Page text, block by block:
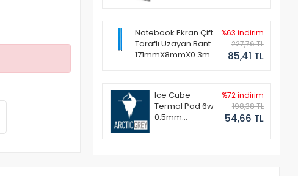
Notebook Ekran Çift
Taraflı Uzayan Bant
171mmX8mmX0.3mm
%63 indirim
227,76 TL
85,41 TL
Ice Cube
Termal Pad 6w
0.5mm
%72 indirim
198,38 TL
54,66 TL